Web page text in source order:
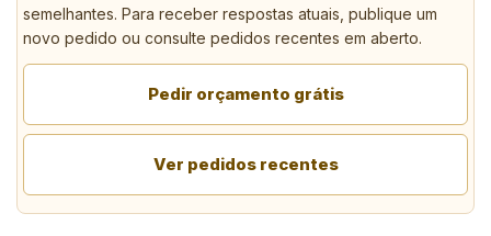
semelhantes. Para receber respostas atuais, publique um
novo pedido ou consulte pedidos recentes em aberto.
Pedir orçamento grátis
Ver pedidos recentes